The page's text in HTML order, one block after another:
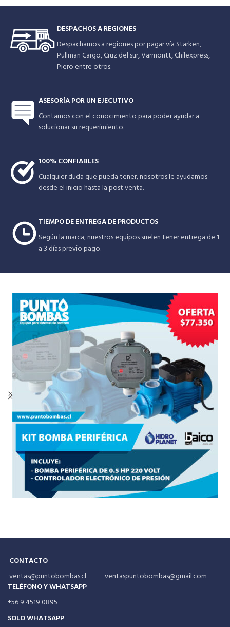
DESPACHOS A REGIONES
Despachamos a regiones por pagar vía Starken,
Pullman Cargo, Cruz del sur, Varmontt, Chilexpress,
Piero entre otros.
ASESORÍA POR UN EJECUTIVO
Contamos con el conocimiento para poder ayudar a
solucionar su requerimiento.
100% CONFIABLES
Cualquier duda que pueda tener, nosotros le ayudamos
desde el inicio hasta la post venta.
TIEMPO DE ENTREGA DE PRODUCTOS
Según la marca, nuestros equipos suelen tener entrega de 1
a 3 días previo pago.
CONTACTO
ventas@puntobombas.cl ventaspuntobombas@gmail.com
TELÉFONO Y WHATSAPP
+56 9 4519 0895
SOLO WHATSAPP